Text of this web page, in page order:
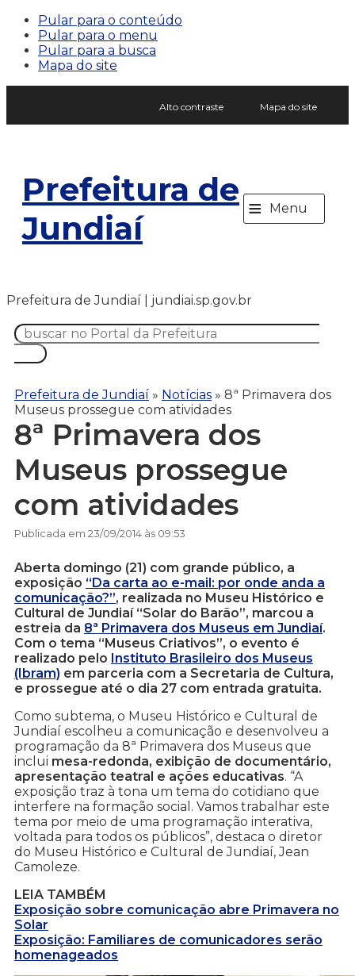
Pular para o conteúdo
Pular para o menu
Pular para a busca
Mapa do site
Alto contraste Mapa do site
Prefeitura de
Jundiaí
≡ Menu
Prefeitura de Jundiaí | jundiai.sp.gov.br
Prefeitura de Jundiaí » Notícias » 8ª Primavera dos
Museus prossegue com atividades
8ª Primavera dos
Museus prossegue
com atividades
Publicada em 23/09/2014 às 09:53
Aberta domingo (21) com grande público, a
exposição “Da carta ao e-mail: por onde anda a
comunicação?”, realizada no Museu Histórico e
Cultural de Jundiaí “Solar do Barão”, marcou a
estreia da 8ª Primavera dos Museus em Jundiaí.
Com o tema “Museus Criativos”, o evento é
realizado pelo Instituto Brasileiro dos Museus
(Ibram) em parceria com a Secretaria de Cultura,
e prossegue até o dia 27 com entrada gratuita.
Como subtema, o Museu Histórico e Cultural de
Jundiaí escolheu a comunicação e desenvolveu a
programação da 8ª Primavera dos Museus que
inclui mesa-redonda, exibição de documentário,
apresentação teatral e ações educativas. “A
exposição traz à tona um tema do cotidiano que
interfere na formação social. Vamos trabalhar este
tema por meio de uma programação interativa,
voltada para todos os públicos”, destaca o diretor
do Museu Histórico e Cultural de Jundiaí, Jean
Camoleze.
LEIA TAMBÉM
Exposição sobre comunicação abre Primavera no
Solar
Exposição: Familiares de comunicadores serão
homenageados